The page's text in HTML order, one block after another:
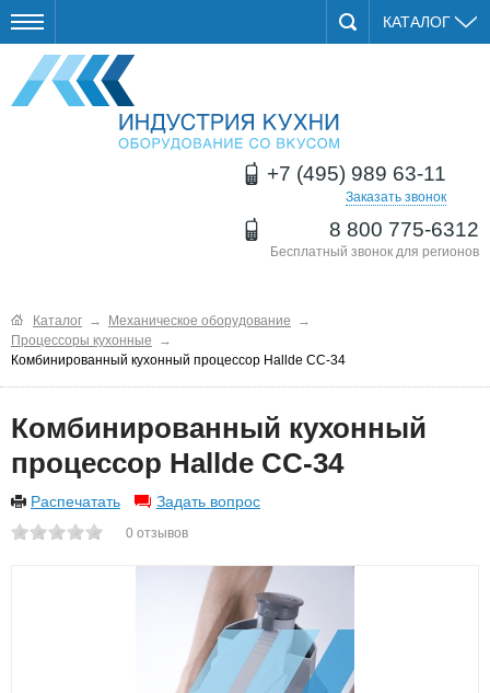
КАТАЛОГ
+7 (495) 989 63-11
Заказать звонок
8 800 775-6312
Бесплатный звонок для регионов
Каталог → Механическое оборудование
→
Процессоры кухонные
→
Комбинированный кухонный процессор Hallde CC-34
Комбинированный кухонный
процессор Hallde CC-34
Распечатать Задать вопрос
0 отзывов